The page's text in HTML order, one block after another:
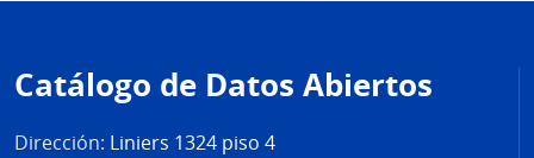
de
página
Catálogo de Datos Abiertos
Dirección: Liniers 1324 piso 4